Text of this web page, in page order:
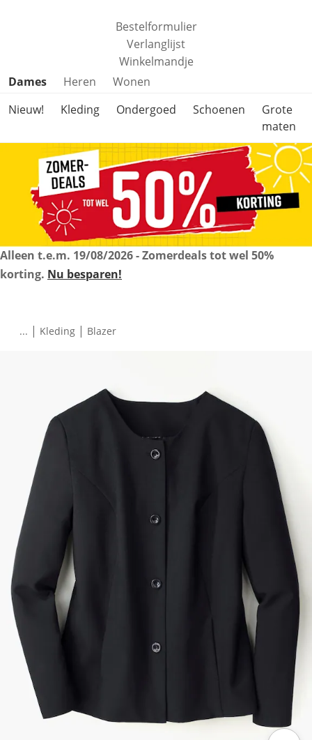
Bestelformulier
Verlanglijst
Winkelmandje
Productcategorieën overslaan
Dames Heren
Wonen
Nieuw!
Kleding Ondergoed Schoenen
Grote
maten
Alleen t.e.m. 19/08/2026- Zomerdeals tot wel 50%
korting. Nu besparen!
... | Kleding | Blazer